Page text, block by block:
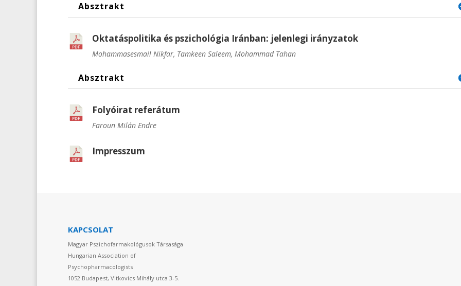
Absztrakt
Oktatáspolitika és pszichológia Iránban: jelenlegi irányzatok
Mohammasesmail Nikfar, Tamkeen Saleem, Mohammad Tahan
Absztrakt
Folyóirat referátum
Faroun Milán Endre
Impresszum
KAPCSOLAT
Magyar Pszichofarmakológusok Társasága
Hungarian Association of
Psychopharmacologists
1052 Budapest, Vitkovics Mihály utca 3-5.